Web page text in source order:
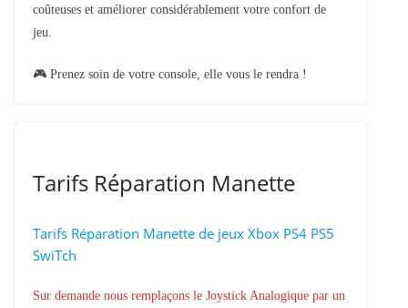
coûteuses et améliorer considérablement votre confort de
jeu.
🎮 Prenez soin de votre console, elle vous le rendra !
Tarifs Réparation Manette
Tarifs Réparation Manette de jeux Xbox PS4 PS5
SwiTch
Sur demande nous remplaçons le Joystick Analogique par un